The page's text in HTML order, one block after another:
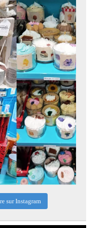
sur Instagram